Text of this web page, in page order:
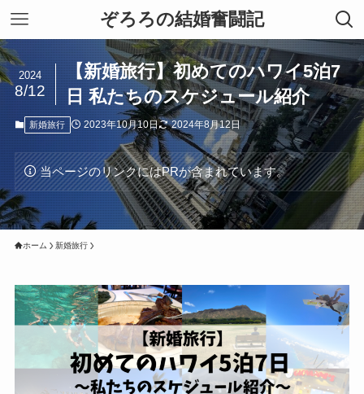
ぞろろの結婚奮闘記
【新婚旅行】初めてのハワイ5泊7
日 私たちのスケジュール紹介
2024
8/12
新婚旅行 2023年10月10日 2024年8月12日
当ページのリンクにはPRが含まれています。
ホーム 新婚旅行